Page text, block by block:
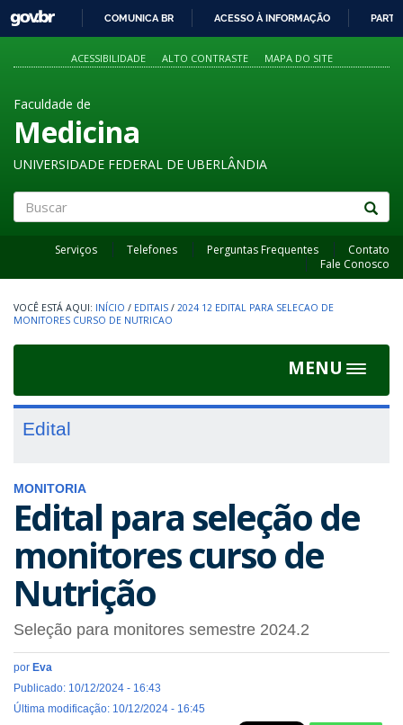
PARA
O
GOVBR
COMUNICA BR ACESSO À INFORMAÇÃO
ACESSIBILIDADE ALTO CONTRASTE MAPA DO SITE
Faculdade de
Medicina
UNIVERSIDADE FEDERAL DE UBERLÂNDIA
Serviços Telefones Perguntas Frequentes
Contato
Fale Conosco
INÍCIO / EDITAIS / 2024 12 EDITAL PARA SELECAO DE
MONITORES CURSO DE NUTRICAO
MENU
Toggle
Edital
MONITORIA
Edital para seleção de
monitores curso de
Nutrição
Seleção para monitores semestre 2024.2
por Eva
Publicado: 10/12/2024 - 16:43
Última modificação: 10/12/2024 - 16:45